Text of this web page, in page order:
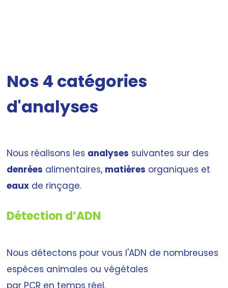
Nos 4 catégories
d'analyses
Nous réalisons les analyses suivantes sur des
denrées alimentaires, matières organiques et
eauxde rinçage.
Détection d’ADN
Nous détectons pour vous l'ADN de nombreuses
espèces animales ou végétales
par PCR en temps réel.